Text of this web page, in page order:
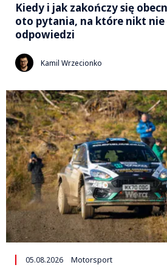
Kiedy i jak zakończy się
oto pytania, na które nikt nie
odpowiedzi
Kamil Wrzecionko
05.08.2026 Motorsport